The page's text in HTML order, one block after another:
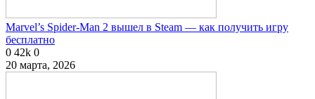
Marvel’s Spider-Man 2 вышел в Steam — как получить игру
бесплатно
0 42k 0
20 марта, 2026